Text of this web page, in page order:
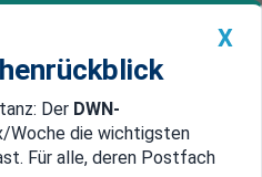
Geldanlage Premium
Magazin China
X
Der DWN-
Woche die wichtigsten
Für alle, deren Postfach